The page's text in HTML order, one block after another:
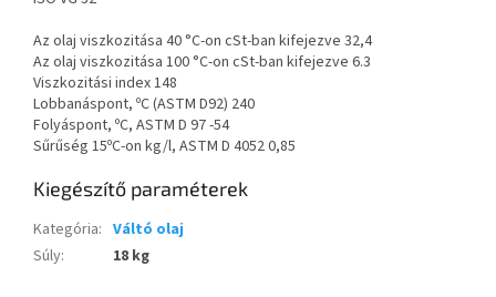
Az olaj viszkozitása 40 °C-on cSt-ban kifejezve 32,4
Az olaj viszkozitása 100 °C-on cSt-ban kifejezve 6.3
Viszkozitási index 148
Lobbanáspont, ºC (ASTM D92) 240
Folyáspont, ºC, ASTM D 97 -54
Sűrűség 15ºC-on kg/l, ASTM D 4052 0,85
Kiegészítő paraméterek
Kategória: Váltó olaj
Súly: 18 kg